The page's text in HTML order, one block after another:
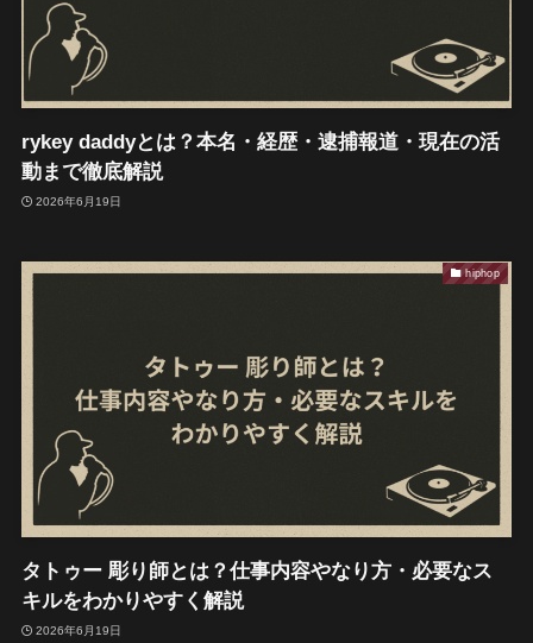
rykey daddyとは？本名・経歴・逮捕報道・現在の活
動まで徹底解説
2026年6月19日
hiphop
タトゥー 彫り師とは？仕事内容やなり方・必要なス
キルをわかりやすく解説
2026年6月19日